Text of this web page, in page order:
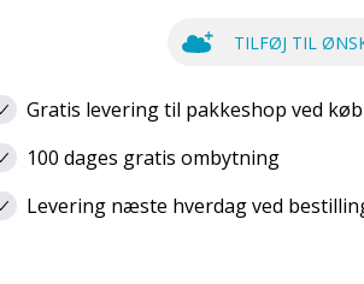
TILFØJ TIL
Gratis levering til pakkeshop ved
100 dages gratis ombytning
Levering næste hverdag ved